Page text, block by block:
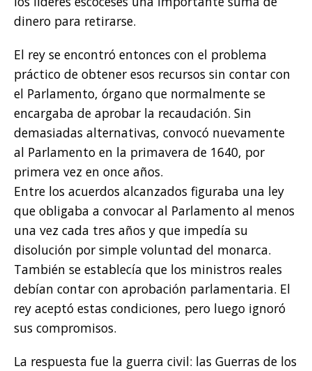
dinero para retirarse.
El rey se encontró entonces con el problema
práctico de obtener esos recursos sin contar con
el Parlamento, órgano que normalmente se
encargaba de aprobar la recaudación. Sin
demasiadas alternativas, convocó nuevamente
al Parlamento en la primavera de 1640, por
primera vez en once años.
Entre los acuerdos alcanzados figuraba una ley
que obligaba a convocar al Parlamento al menos
una vez cada tres años y que impedía su
disolución por simple voluntad del monarca.
También se establecía que los ministros reales
debían contar con aprobación parlamentaria. El
rey aceptó estas condiciones, pero luego ignoró
sus compromisos.
La respuesta fue la guerra civil: las Guerras de los